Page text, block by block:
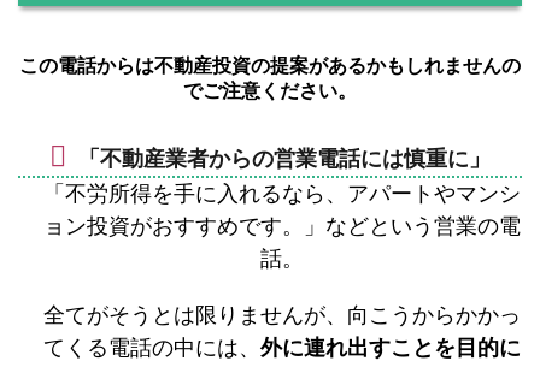
この電話からは不動産投資の提案があるかもしれませんの
でご注意ください。
「不動産業者からの営業電話には慎重に」
「不労所得を手に入れるなら、アパートやマンシ
ョン投資がおすすめです。」などという営業の電
話。
全てがそうとは限りませんが、向こうからかかっ
てくる電話の中には、 外に連れ出すことを目的に